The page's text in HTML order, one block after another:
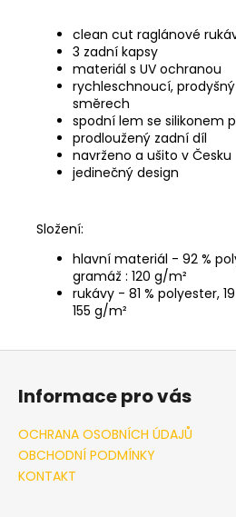
clean cut raglánové
3 zadní kapsy
materiál s UV ochranou
rychleschnoucí,
směrech
spodní lem se silikonem
prodloužený zadní díl
navrženo a ušito v Česku
jedinečný design
Složení:
hlavní materiál - 92 %
gramáž : 120 g/m²
rukávy - 81 % polyester,
155 g/m²
Z
Informace pro vás
OCHRANA OSOBNÍCH ÚDAJŮ
OBCHODNÍ PODMÍNKY
KONTAKT